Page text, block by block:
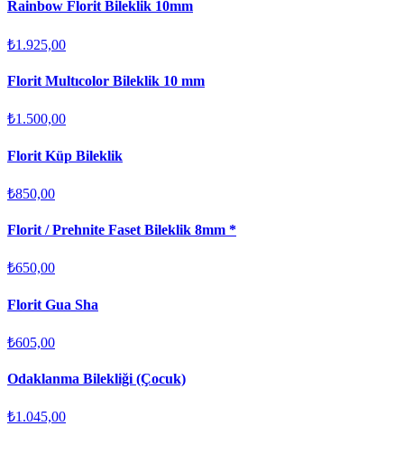
Rainbow Florit Bileklik 10mm
₺1.925,00
Florit Multıcolor Bileklik 10 mm
₺1.500,00
Florit Küp Bileklik
₺850,00
Florit / Prehnite Faset Bileklik 8mm *
₺650,00
Florit Gua Sha
₺605,00
Odaklanma Bilekliği (Çocuk)
₺1.045,00